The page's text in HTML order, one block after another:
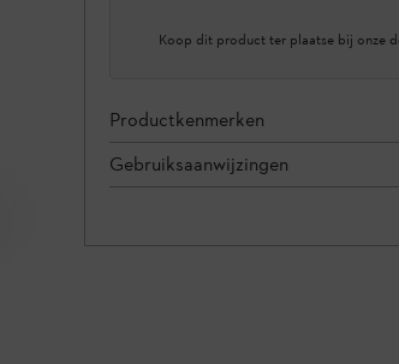
Koop dit product ter plaatse bij onze
Productkenmerken
Gebruiksaanwijzingen